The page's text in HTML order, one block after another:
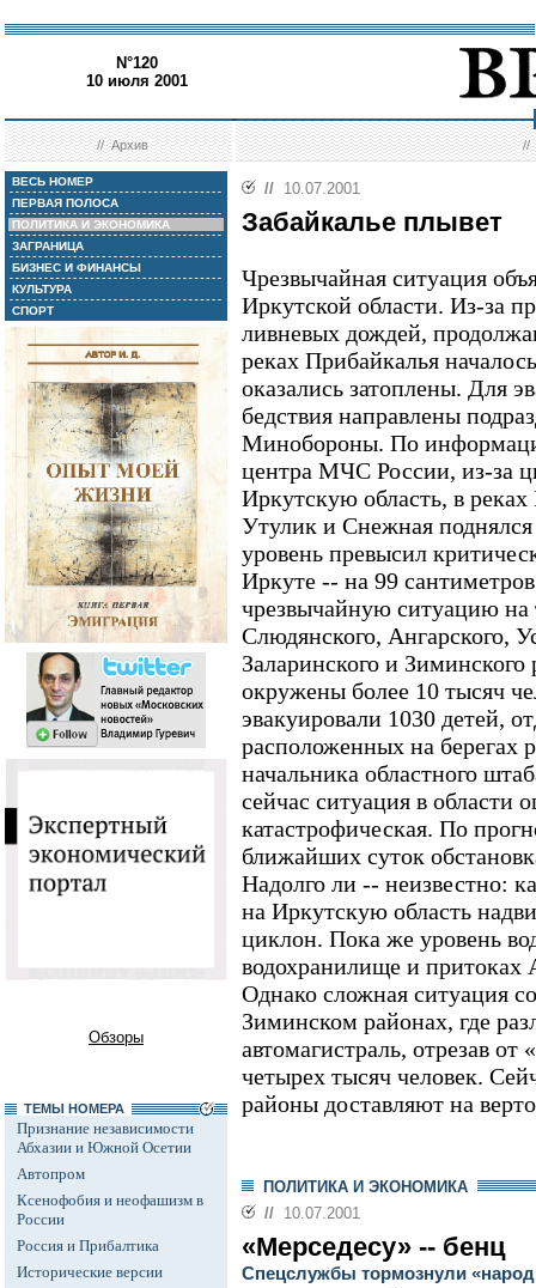
N°120
10 июля 2001
//Архив //
ВЕСЬ НОМЕР
ПЕРВАЯ ПОЛОСА
ПОЛИТИКА И ЭКОНОМИКА
ЗАГРАНИЦА
БИЗНЕС И ФИНАНСЫ
КУЛЬТУРА
СПОРТ
Обзоры
ТЕМЫ НОМЕРА
Признание независимости
Абхазии и Южной Осетии
Автопром
Ксенофобия и неофашизм в
России
Россия и Прибалтика
Исторические версии
// 10.07.2001
Забайкалье плывет
Чрезвычайная ситуация
Иркутской области. Из-за
ливневых дождей,
реках Прибайкалья
оказались затоплены. Для
бедствия направлены
Минобороны. По
центра МЧС России, из-за
Иркутскую область, в
Утулик и Снежная
уровень превысил
Иркуте -- на 99
чрезвычайную ситуацию на
Слюдянского, Ангарского,
Заларинского и Зиминского
окружены более 10 тысяч
эвакуировали 1030 детей,
расположенных на берегах
начальника областного
сейчас ситуация в области
катастрофическая. По
ближайших суток
Надолго ли -- неизвестно:
на Иркутскую область
циклон. Пока же уровень
водохранилище и притоках
Однако сложная ситуация
Зиминском районах, где
автомагистраль, отрезав
четырех тысяч человек.
районы доставляют на
ПОЛИТИКА И ЭКОНОМИКА
// 10.07.2001
«Мерседесу» -- бенц
Спецслужбы тормознули